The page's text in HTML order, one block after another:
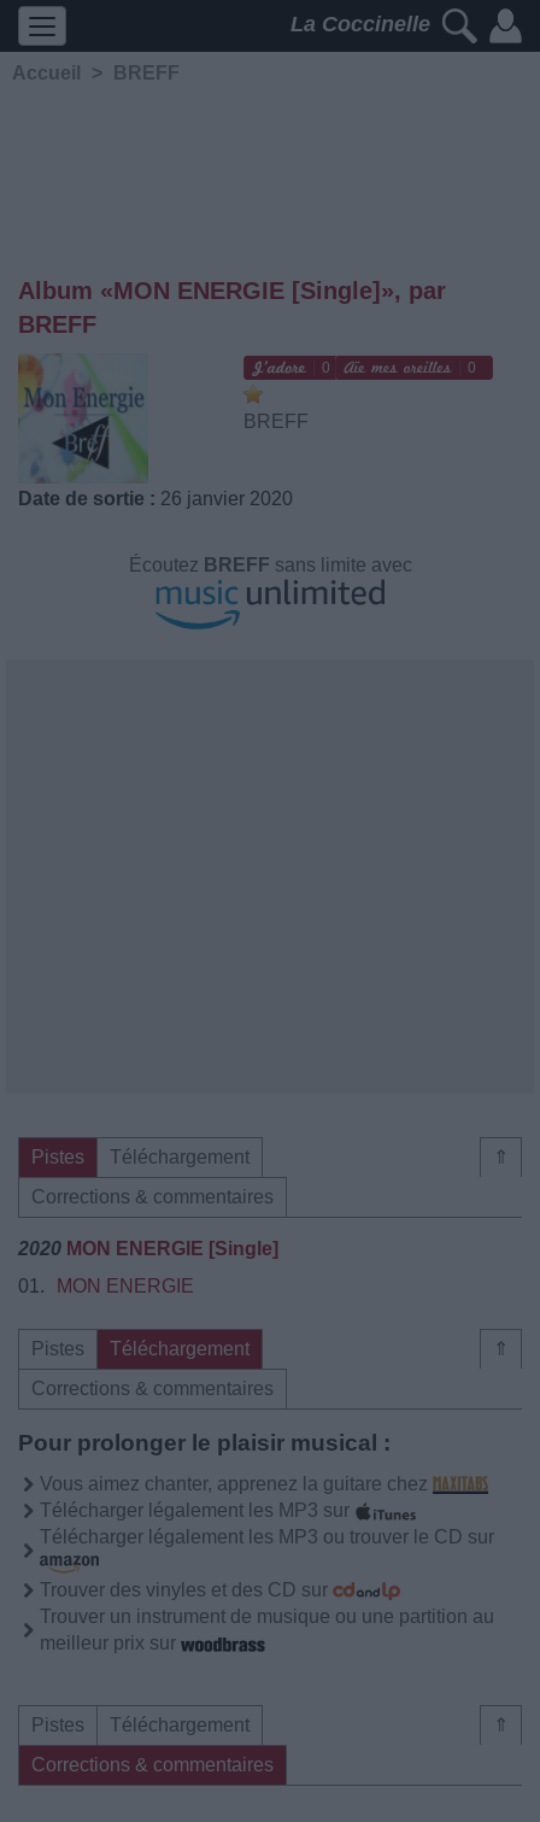
La Coccinelle
Accueil > BREFF
Album «MON ENERGIE [Single]», par
BREFF
0 0
BREFF
Date de sortie : 26 janvier 2020
Écoutez BREFF sans limite avec
⇑
Pistes
Téléchargement
Corrections & commentaires
2020 MON ENERGIE [Single]
01.
MON ENERGIE
⇑
Pistes
Téléchargement
Corrections & commentaires
Pour prolonger le plaisir musical :
Vous aimez chanter, apprenez la guitare chez
Télécharger légalement les MP3 sur
Télécharger légalement les MP3 ou trouver le CD sur
Trouver des vinyles et des CD sur
Trouver un instrument de musique ou une partition au
meilleur prix sur
⇑
Pistes
Téléchargement
Corrections & commentaires